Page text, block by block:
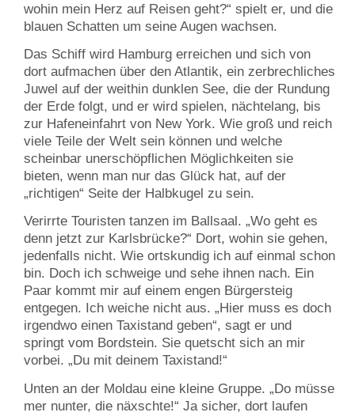
wohin mein Herz auf Reisen geht?“ spielt er, und die
blauen Schatten um seine Augen wachsen.
Das Schiff wird Hamburg erreichen und sich von
dort aufmachen über den Atlantik, ein zerbrechliches
Juwel auf der weithin dunklen See, die der Rundung
der Erde folgt, und er wird spielen, nächtelang, bis
zur Hafeneinfahrt von New York. Wie groß und reich
viele Teile der Welt sein können und welche
scheinbar unerschöpflichen Möglichkeiten sie
bieten, wenn man nur das Glück hat, auf der
„richtigen“ Seite der Halbkugel zu sein.
Verirrte Touristen tanzen im Ballsaal. „Wo geht es
denn jetzt zur Karlsbrücke?“ Dort, wohin sie gehen,
jedenfalls nicht. Wie ortskundig ich auf einmal schon
bin. Doch ich schweige und sehe ihnen nach. Ein
Paar kommt mir auf einem engen Bürgersteig
entgegen. Ich weiche nicht aus. „Hier muss es doch
irgendwo einen Taxistand geben“, sagt er und
springt vom Bordstein. Sie quetscht sich an mir
vorbei. „Du mit deinem Taxistand!“
Unten an der Moldau eine kleine Gruppe. „Do müsse
mer nunter, die näxschte!“ Ja sicher, dort laufen